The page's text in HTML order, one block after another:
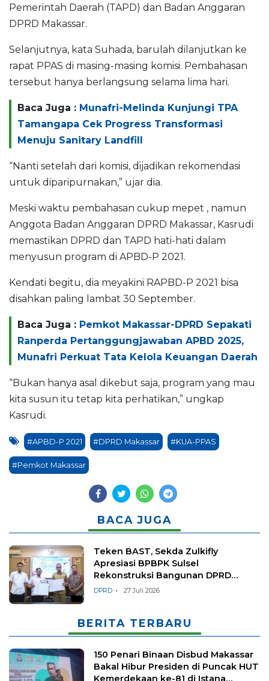
Pemerintah Daerah (TAPD) dan Badan Anggaran
DPRD Makassar.
Selanjutnya, kata Suhada, barulah dilanjutkan ke
rapat PPAS di masing-masing komisi. Pembahasan
tersebut hanya berlangsung selama lima hari.
Baca Juga : Munafri-Melinda Kunjungi TPA
Tamangapa Cek Progress Transformasi
Menuju Sanitary Landfill
“Nanti setelah dari komisi, dijadikan rekomendasi
untuk diparipurnakan,” ujar dia.
Meski waktu pembahasan cukup mepet , namun
Anggota Badan Anggaran DPRD Makassar, Kasrudi
memastikan DPRD dan TAPD hati-hati dalam
menyusun program di APBD-P 2021.
Kendati begitu, dia meyakini RAPBD-P 2021 bisa
disahkan paling lambat 30 September.
Baca Juga : Pemkot Makassar-DPRD Sepakati
Ranperda Pertanggungjawaban APBD 2025,
Munafri Perkuat Tata Kelola Keuangan Daerah
“Bukan hanya asal dikebut saja, program yang mau
kita susun itu tetap kita perhatikan,” ungkap
Kasrudi.
#APBD-P 2021 #DPRD Makassar #KUA-PPAS
#Pemkot Makassar
BACA JUGA
Teken BAST, Sekda Zulkifly
Apresiasi BPBPK Sulsel
Rekonstruksi Bangunan DPRD
Makassar
DPRD 27 Juli 2026
BERITA TERBARU
150 Penari Binaan Disbud Makassar
Bakal Hibur Presiden di Puncak HUT
Kemerdekaan ke-81 di Istana